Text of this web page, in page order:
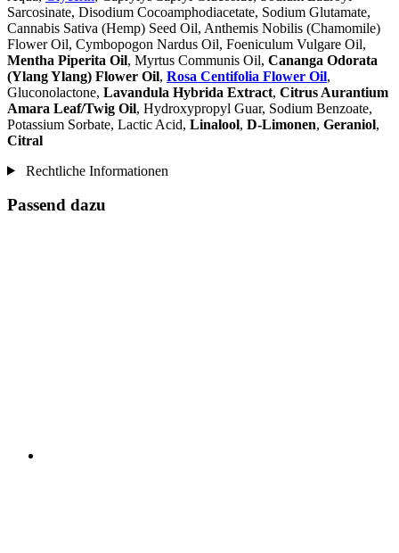
Sarcosinate, Disodium Cocoamphodiacetate, Sodium Glutamate,
Cannabis Sativa (Hemp) Seed Oil, Anthemis Nobilis (Chamomile)
Flower Oil, Cymbopogon Nardus Oil, Foeniculum Vulgare Oil,
Mentha Piperita Oil, Myrtus Communis Oil, Cananga Odorata
(Ylang Ylang) Flower Oil, Rosa Centifolia Flower Oil,
Gluconolactone, Lavandula Hybrida Extract, Citrus Aurantium
Amara Leaf/Twig Oil, Hydroxypropyl Guar, Sodium Benzoate,
Potassium Sorbate, Lactic Acid, Linalool, D-Limonen, Geraniol,
Citral
Rechtliche Informationen
Passend dazu